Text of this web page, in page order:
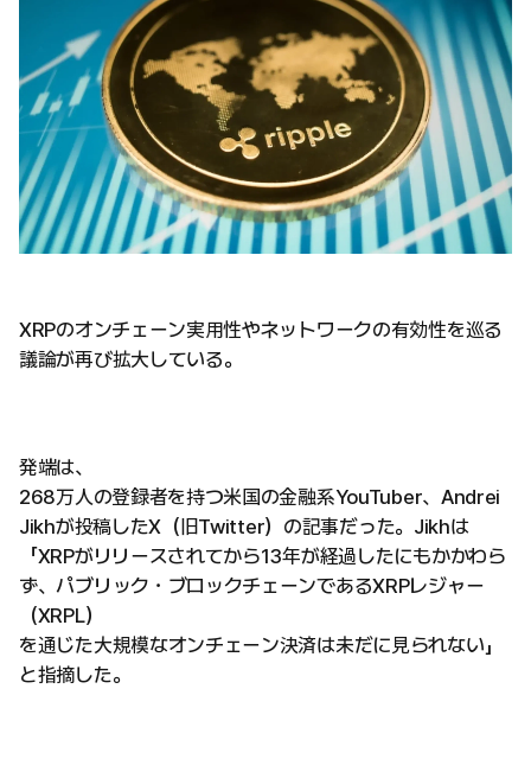
XRPのオンチェーン実用性やネットワークの有効性を巡る
議論が再び拡大している。
発端は、
268万人の登録者を持つ米国の金融系YouTuber、Andrei
Jikhが投稿したX（旧Twitter）の記事だった。Jikhは
「XRPがリリースされてから13年が経過したにもかかわら
ず、パブリック・ブロックチェーンであるXRPレジャー
（XRPL）
を通じた大規模なオンチェーン決済は未だに見られない」
と指摘した。